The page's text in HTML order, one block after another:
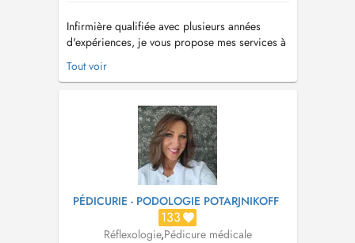
Infirmière qualifiée avec plusieurs années
d'expériences, je vous propose mes services à
votre domicile ou à mon cabinet. Je vous
accueille également pour des séances de
pratiques apportent détente, lâcher prise, bien
être et harmonisation physique, émoti...
Tout voir
PÉDICURIE - PODOLOGIE POTARJNIKOFF
133
Réflexologie,Pédicure médicale